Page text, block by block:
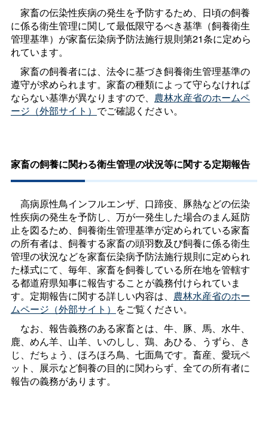
家畜の伝染性疾病の発生を予防するため、日頃の飼養
に係る衛生管理に関して最低限守るべき基準（飼養衛生
管理基準）が家畜伝染病予防法施行規則第21条に定めら
れています。
家畜の飼養者には、法令に基づき飼養衛生管理基準の
遵守が求められます。家畜の種類によって守らなければ
ならない基準が異なりますので、 農林水産省のホームペ
ージ（外部サイト） でご確認ください。
家畜の飼養に関わる衛生管理の状況等に関する定期報告
高病原性鳥インフルエンザ、口蹄疫、豚熱などの伝染
性疾病の発生を予防し、万が一発生した場合のまん延防
止を図るため、飼養衛生管理基準が定められている家畜
の所有者は、飼養する家畜の頭羽数及び飼養に係る衛生
管理の状況などを家畜伝染病予防法施行規則に定められ
た様式にて、毎年、家畜を飼養している所在地を管轄す
る都道府県知事に報告することが義務付けられていま
す。定期報告に関する詳しい内容は、 農林水産省のホー
ムページ（外部サイト） をご覧ください。
なお、報告義務のある家畜とは、牛、豚、馬、水牛、
鹿、めん羊、山羊、いのしし、鶏、あひる、うずら、き
じ、だちょう、ほろほろ鳥、七面鳥です。畜産、愛玩ペ
ット、展示など飼養の目的に関わらず、全ての所有者に
報告の義務があります。